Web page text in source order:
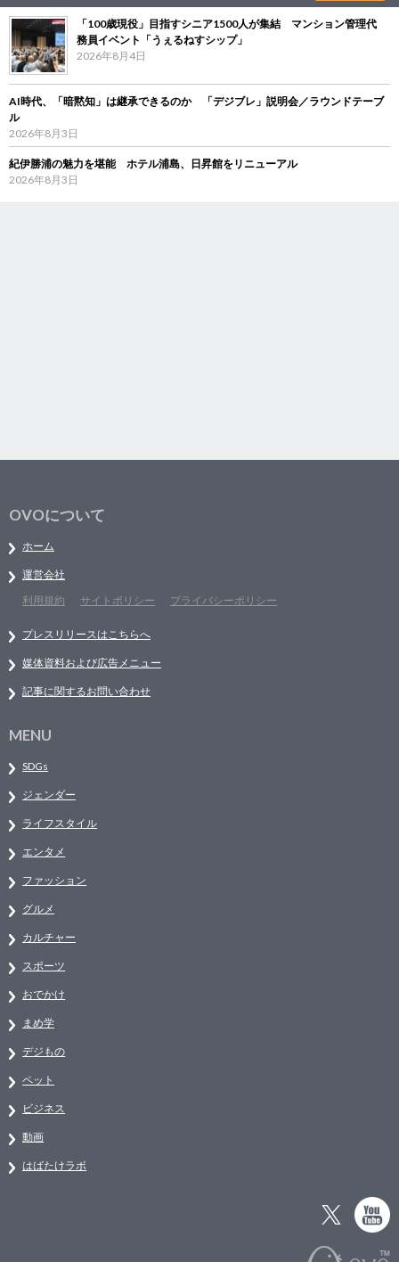
「100歳現役」目指すシニア1500人が集結 マンション管理代
務員イベント「うぇるねすシップ」
2026年8月4日
AI時代、「暗黙知」は継承できるのか 「デジブレ」説明会／ラウンドテーブ
ル
2026年8月3日
紀伊勝浦の魅力を堪能 ホテル浦島、日昇館をリニューアル
2026年8月3日
OVOについて
ホーム
運営会社
利用規約
サイトポリシー プライバシーポリシー
プレスリリースはこちらへ
媒体資料および広告メニュー
記事に関するお問い合わせ
MENU
SDGs
ジェンダー
ライフスタイル
エンタメ
ファッション
グルメ
カルチャー
スポーツ
おでかけ
まめ学
デジもの
ペット
ビジネス
動画
はばたけラボ